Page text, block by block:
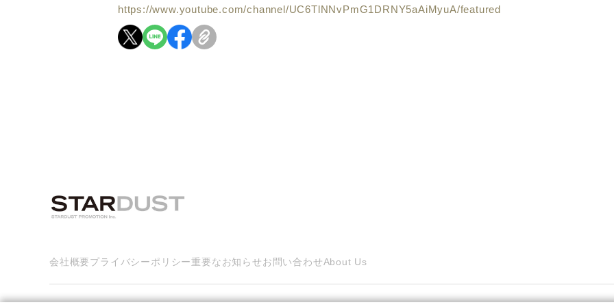
https://www.youtube.com/channel/UC6TlNNvPmG1DRNY5aAiMyuA/featured
会社概要プライバシーポリシー重要なお知らせ お問い合わせAbout Us